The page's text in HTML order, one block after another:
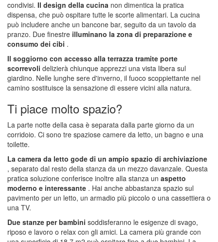
condivisi. Il design della cucina non dimentica la pratica
dispensa, che può ospitare tutte le scorte alimentari. La cucina
può includere anche un bancone bar, seguito da un tavolo da
pranzo. Due finestre illuminano la zona di preparazione e
consumo dei cibi .
Il soggiorno con accesso alla terrazza tramite porte
scorrevoli delizierà chiunque apprezzi una vista libera sul
giardino. Nelle lunghe sere d'inverno, il fuoco scoppiettante nel
camino sostituisce la sensazione di essere vicini alla natura.
Ti piace molto spazio?
La parte notte della casa è separata dalla parte giorno da un
corridoio. Ci sono tre spaziose camere da letto, un bagno e una
toilette.
La camera da letto gode di un ampio spazio di archiviazione
, separato dal resto della stanza da un mezzo davanzale. Questa
pratica soluzione conferisce inoltre alla stanza un aspetto
moderno e interessante . Hai anche abbastanza spazio sul
pavimento per un letto, un armadio più piccolo o una cassettiera o
una TV.
Due stanze per bambini soddisferanno le esigenze di svago,
riposo e lavoro o relax con gli amici. La camera più grande con